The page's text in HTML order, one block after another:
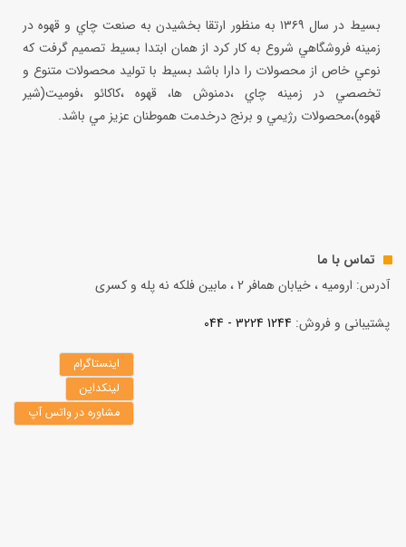
بسيط در سال ۱۳۶۹ به منظور ارتقا بخشيدن به صنعت چاي و قهوه در
زمينه فروشگاهي شروع به كار كرد از همان ابتدا بسيط تصميم گرفت كه
نوعي خاص از محصولات را دارا باشد بسيط با توليد محصولات متنوع و
تخصصي در زمينه چاي ،دمنوش ها، قهوه ،كاكائو ،فوميت(شير
قهوه)،محصولات رژيمي و برنج درخدمت هموطنان عزيز مي باشد.
تماس با ما
آدرس: ارومیه ، خیابان همافر 2 ، مابين فلكه نه پله و کسری
پشتیبانی و فروش: 1244 3224 - 044
اینستاگرام
لینکداین
مشاوره در واتس آپ